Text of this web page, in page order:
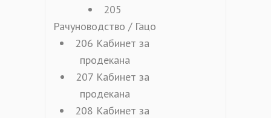
205
Рачуноводство / Гацо
206 Кабинет за
продекана
207 Кабинет за
продекана
208 Кабинет за